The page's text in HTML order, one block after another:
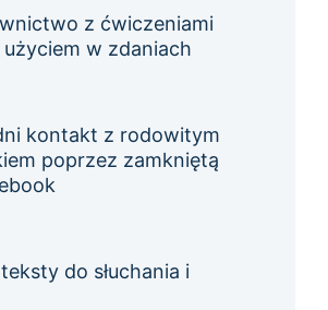
z ćwiczeniami
w zdaniach
kontakt z rodowitym
poprzez zamkniętą
do słuchania i